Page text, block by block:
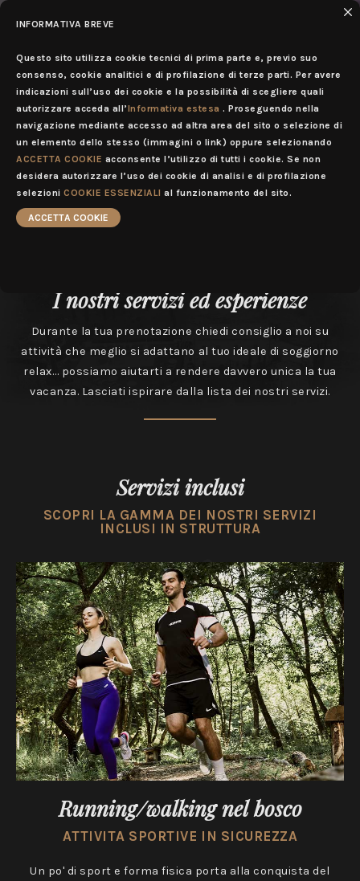
INFORMATIVA BREVE
Questo sito utilizza cookie tecnici di prima parte e, previo suo
consenso, cookie analitici e di profilazione di terze parti. Per avere
indicazioni sull’uso dei cookie e la possibilità di scegliere quali
autorizzare acceda all’Informativa estesa . Proseguendo nella
navigazione mediante accesso ad altra area del sito o selezione di
un elemento dello stesso (immagini o link) oppure selezionando
ACCETTA COOKIE acconsente l’utilizzo di tutti i cookie. Se non
desidera autorizzare l’uso dei cookie di analisi e di profilazione
selezioniCOOKIE ESSENZIALI al funzionamento del sito.
ACCETTA COOKIE
I nostri servizi ed esperienze
Durante la tua prenotazione chiedi consiglio a noi su
attività che meglio si adattano al tuo ideale di soggiorno
relax… possiamo aiutarti a rendere davvero unica la tua
vacanza. Lasciati ispirare dalla lista dei nostri servizi.
Esperienze
Servizi inclusi
SCOPRI LA GAMMA DEI NOSTRI SERVIZI
INCLUSI IN STRUTTURA
Running/walking nel bosco
ATTIVITA SPORTIVE IN SICUREZZA
Un po' di sport e forma fisica porta alla conquista del